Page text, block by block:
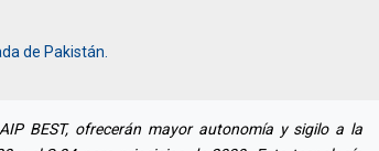
de Pakistán.
BEST, ofrecerán mayor autonomía y sigilo a la